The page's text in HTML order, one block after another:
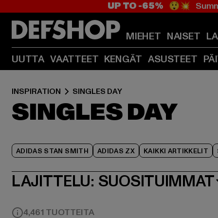
UP TO -65% 😲💥
MIEHET NAISET
UUTTA VAATTEET KENGÄT ASUSTEET
INSPIRATION SINGLES DAY
SINGLES DAY
ADIDAS STAN SMITH ADIDAS ZX KAIKKI ARTIKKELIT
LAJITTELU: SUOSITUIMMAT
4,461 TUOTTEITA